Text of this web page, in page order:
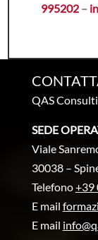
995202 –
QAS
SEDE
Viale
30038 –
Telefono+39
E mail
E mail